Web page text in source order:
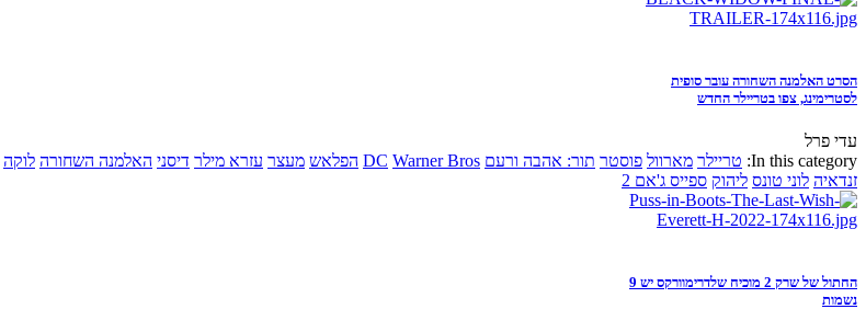
הסרט האלמנה השחורה עובר סופית
לסטרימינג, צפו בטריילר החדש
עדי פרל
In this category: טריילר מארוול פוסטר תור: אהבה ורעם DC Warner Bros הפלאש מעצר עזרא מילר דיסני האלמנה השחורה לוקה
זנדאיה לוני טונס ליהוק ספייס ג'אם 2
החתול של שרק 2 מוכיח שלדרימוורקס יש 9
נשמות